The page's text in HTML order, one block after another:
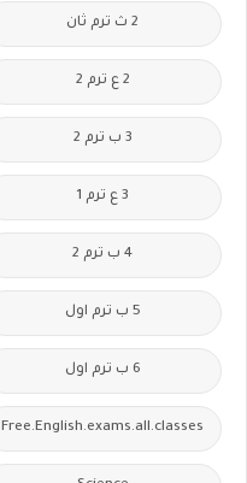
2 ث ترم ثان
2 ع ترم 2
3 ب ترم 2
3 ع ترم 1
4 ب ترم 2
5 ب ترم اول
6 ب ترم اول
Free.English.exams.all.classes